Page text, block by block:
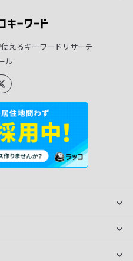
えるキーワードリサーチ
ル